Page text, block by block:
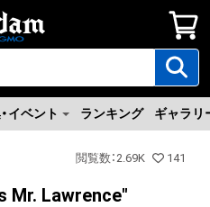
イベント ランキング ギャラリ
閲覧数 ：2.69K 141
Mr. Lawrence"